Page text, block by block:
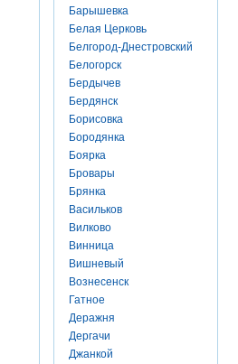
Барышевка
Белая Церковь
Белгород-Днестровский
Белогорск
Бердычев
Бердянск
Борисовка
Бородянка
Боярка
Бровары
Брянка
Васильков
Вилково
Винница
Вишневый
Вознесенск
Гатное
Деражня
Дергачи
Джанкой